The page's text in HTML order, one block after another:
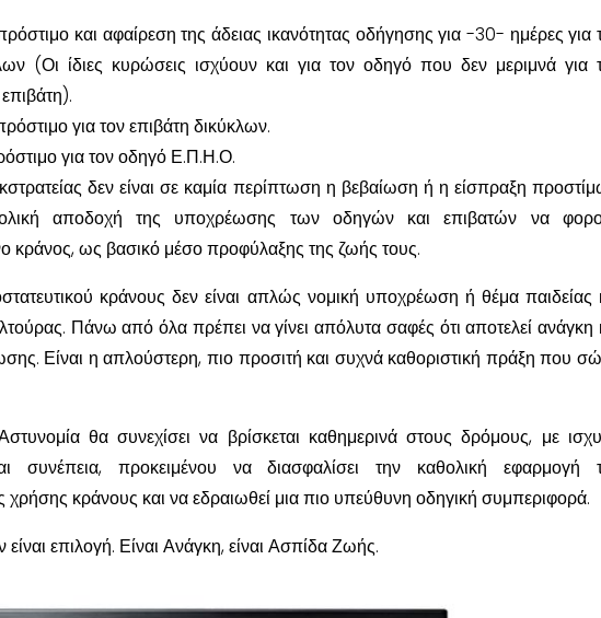
και αφαίρεση της άδειας ικανότητας οδήγησης για -30- ημέρες για
(Οι ίδιες κυρώσεις ισχύουν και για τον οδηγό που δεν μεριμνά για
για τον επιβάτη δικύκλων.
για τον οδηγό Ε.Π.Η.Ο.
δεν είναι σε καμία περίπτωση η βεβαίωση ή η είσπραξη
αποδοχή της υποχρέωσης των οδηγών και επιβατών να
κράνος, ως βασικό μέσο προφύλαξης της ζωής τους.
κράνους δεν είναι απλώς νομική υποχρέωση ή θέμα παιδείας
Πάνω από όλα πρέπει να γίνει απόλυτα σαφές ότι αποτελεί ανάγκη
Είναι η απλούστερη, πιο προσιτή και συχνά καθοριστική πράξη που
θα συνεχίσει να βρίσκεται καθημερινά στους δρόμους, με
συνέπεια, προκειμένου να διασφαλίσει την καθολική εφαρμογή
χρήσης κράνους και να εδραιωθεί μια πιο υπεύθυνη οδηγική συμπεριφορά.
επιλογή. Είναι Ανάγκη, είναι Ασπίδα Ζωής.